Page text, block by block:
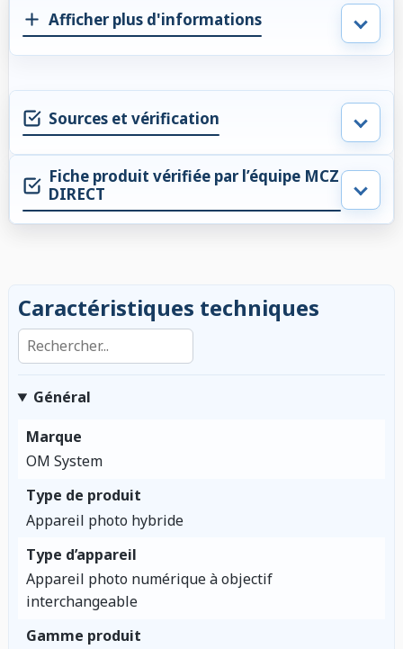
Afficher plus d'informations
Sources et vérification
Fiche produit vérifiée par l’équipe MCZ
DIRECT
Caractéristiques techniques
Rechercher dans les caractéristiques
Général
Marque
OM System
Type de produit
Appareil photo hybride
Type d’appareil
Appareil photo numérique à objectif
interchangeable
Gamme produit